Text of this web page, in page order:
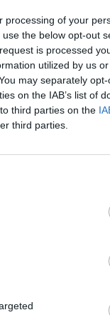
processing of your
the below opt-out
is processed
utilized by us
may separately
on the IAB’s list of
third parties on the
third parties.